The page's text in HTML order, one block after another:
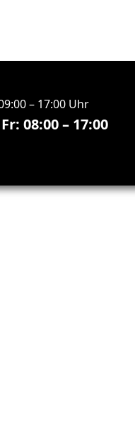
– 17:00 Uhr
08:00 – 17:00